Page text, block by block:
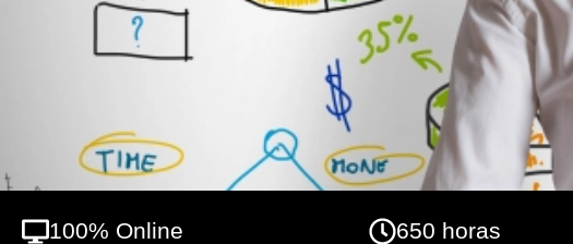
100% Online 650 horas